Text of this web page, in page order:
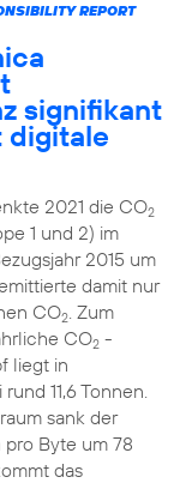
REPORT
signifikant
digitale
2021 die CO2
1 und 2) im
2015 um
damit nur
CO2. Zum
CO2-
liegt in
11,6 Tonnen.
sank der
Byte um 78
das